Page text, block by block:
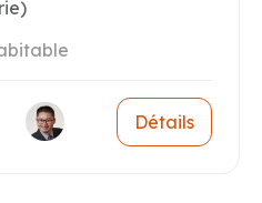
Détails